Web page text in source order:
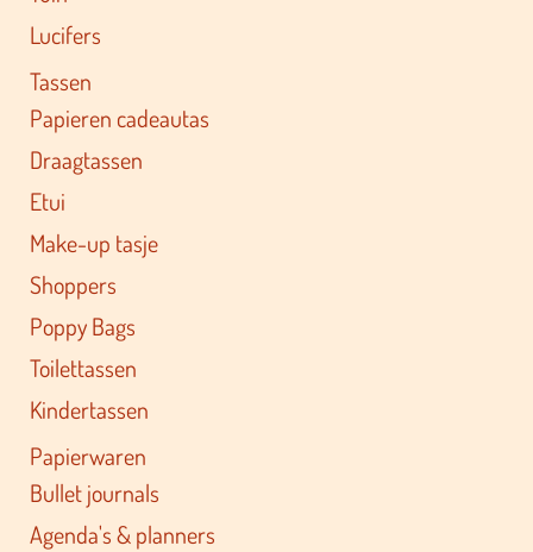
Lucifers
Tassen
Papieren cadeautas
Draagtassen
Etui
Make-up tasje
Shoppers
Poppy Bags
Toilettassen
Kindertassen
Papierwaren
Bullet journals
Agenda's & planners